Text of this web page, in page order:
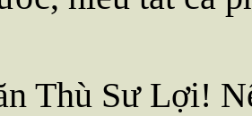
Thù Sư Lợi!